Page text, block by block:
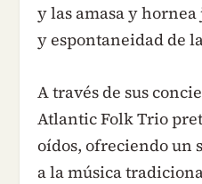
y las amasa y
y espontaneidad de
A través de sus
Atlantic Folk Trio
oídos, ofreciendo un
a la música